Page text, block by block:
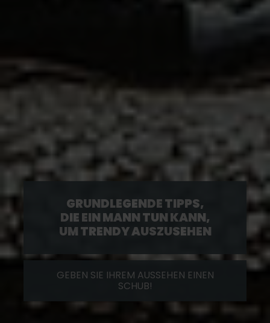
GRUNDLEGENDE TIPPS,
DIE EIN MANN TUN KANN,
UM TRENDY AUSZUSEHEN
GEBEN SIE IHREM AUSSEHEN EINEN
SCHUB!